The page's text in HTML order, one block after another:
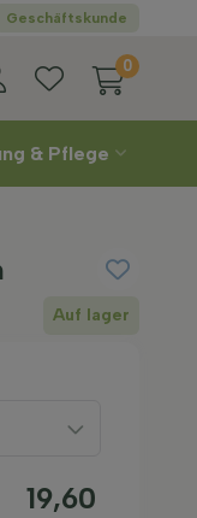
aus der Gärtnerei
Geschäftskunde
0
& Pflege
Auf lager
19,60